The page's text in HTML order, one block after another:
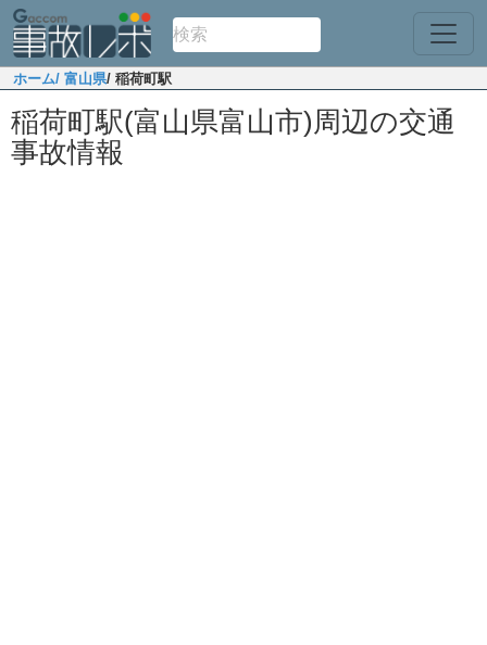
ホーム/ 富山県/ 稲荷町駅
稲荷町駅(富山県富山市)周辺の交通
事故情報